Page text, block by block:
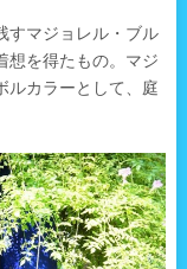
すマジョレル・ブル
想を得たもの。マジ
ルカラーとして、庭